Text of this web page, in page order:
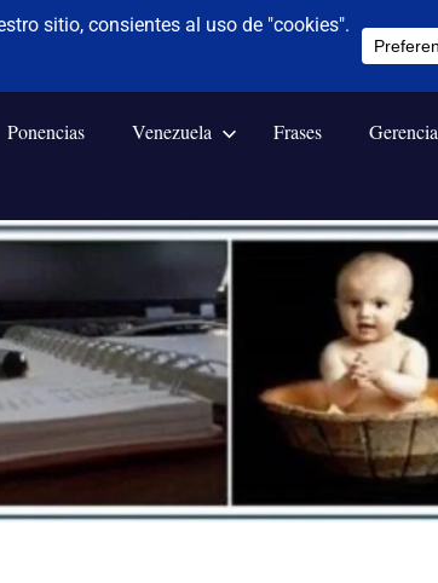
Ponencias Venezuela Frases Gerencia